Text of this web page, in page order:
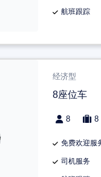
航班跟踪
经济型
8座位车
8 8
免费欢迎服
司机服务